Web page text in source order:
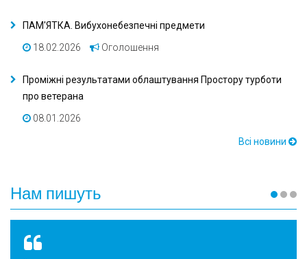
ПАМ'ЯТКА. Вибухонебезпечні предмети
18.02.2026
Оголошення
Проміжні результатами облаштування Простору турботи
про ветерана
08.01.2026
Всі новини
Нам пишуть